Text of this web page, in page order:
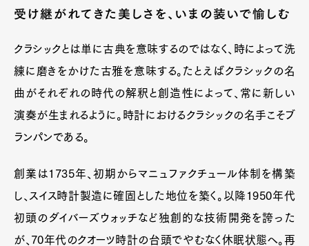
受け継がれてきた美しさを、いまの装いで愉しむ
クラシックとは単に古典を意味するのではなく、時によって洗
練に磨きをかけた古雅を意味する。たとえばクラシックの名
曲がそれぞれの時代の解釈と創造性によって、常に新しい
演奏が生まれるように。時計におけるクラシックの名手こそブ
ランパンである。
創業は1735年、初期からマニュファクチュール体制を構築
し、スイス時計製造に確固とした地位を築く。以降1950年代
初頭のダイバーズウォッチなど独創的な技術開発を誇った
が、70年代のクオーツ時計の台頭でやむなく休眠状態へ。再